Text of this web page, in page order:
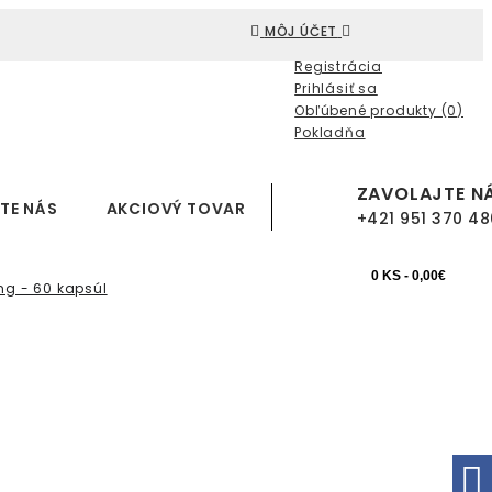
MÔJ ÚČET
Registrácia
Prihlásiť sa
Obľúbené produkty (0)
Pokladňa
ZAVOLAJTE
+421 951 370
NÁS AKCIOVÝ TOVAR
0 KS - 0,00€
- 60 kapsúl